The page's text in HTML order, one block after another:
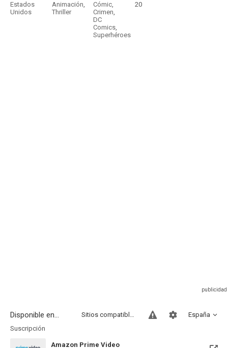
Estados
Unidos
Animación,
Thriller
Cómic,
Crimen,
DC
Comics,
Superhéroes
20
Disponible en... España
Sitios compatibles
Suscripción
Amazon Prime Video